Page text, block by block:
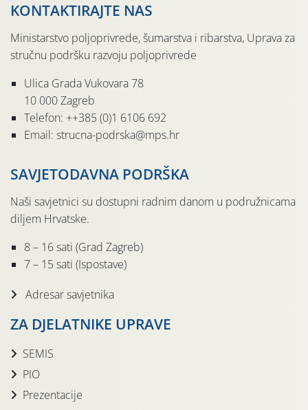
KONTAKTIRAJTE NAS
Ministarstvo poljoprivrede, šumarstva i ribarstva, Uprava za
stručnu podršku razvoju poljoprivrede
Ulica Grada Vukovara 78
10 000 Zagreb
Telefon: ++385 (0)1 6106 692
Email: strucna-podrska@mps.hr
SAVJETODAVNA PODRŠKA
Naši savjetnici su dostupni radnim danom u podružnicama
diljem Hrvatske.
8 – 16 sati (Grad Zagreb)
7 – 15 sati (Ispostave)
Adresar savjetnika
ZA DJELATNIKE UPRAVE
SEMIS
PIO
Prezentacije